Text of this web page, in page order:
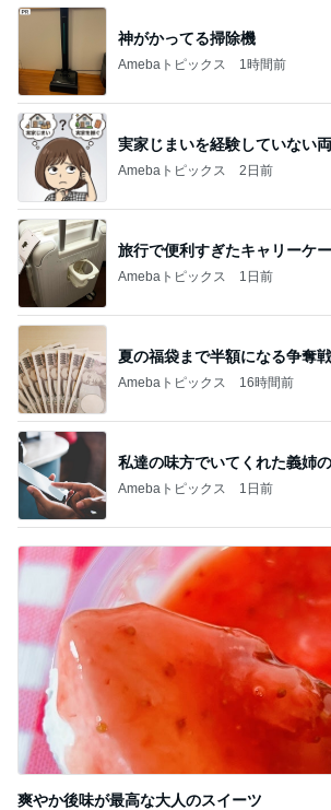
神がかってる掃除機
Amebaトピックス 1時間前
実家じまいを経験していない
Amebaトピックス 2日前
旅行で便利すぎたキャリーケ
Amebaトピックス 1日前
夏の福袋まで半額になる争奪戦
Amebaトピックス 16時間前
私達の味方でいてくれた義姉
Amebaトピックス 1日前
爽やか後味が最高な大人のスイーツ